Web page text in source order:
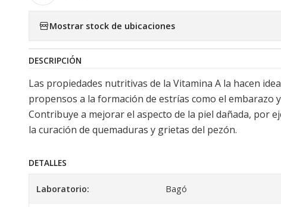
Mostrar stock de ubicaciones
DESCRIPCIÓN
Las propiedades nutritivas de la Vitamina A la hacen
propensos a la formación de estrías como el embarazo
Contribuye a mejorar el aspecto de la piel dañada, por
la curación de quemaduras y grietas del pezón.
DETALLES
Laboratorio: Bagó